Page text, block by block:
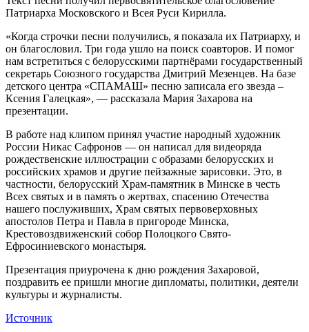
Патриарха Московского и Всея Руси Кирилла.
«Когда строчки песни получились, я показала их Патриарху, и
он благословил. Три года ушло на поиск соавторов. И помог
нам встретиться с белорусскими партнёрами государственный
секретарь Союзного государства Дмитрий Мезенцев. На базе
детского центра «СПАМАШ» песню записала его звезда –
Ксения Галецкая», — рассказала Мария Захарова на
презентации.
В работе над клипом принял участие народный художник
России Никас Сафронов — он написал для видеоряда
рождественские иллюстрации с образами белорусских и
российских храмов и другие пейзажные зарисовки. Это, в
частности, белорусский Храм-памятник в Минске в честь
Всех святых и в память о жертвах, спасению Отечества
нашего послуживших, Храм святых первоверховных
апостолов Петра и Павла в пригороде Минска,
Крестовоздвиженский собор Полоцкого Свято-
Ефросиниевского монастыря.
Презентация приурочена к дню рождения Захаровой,
поздравить ее пришли многие дипломаты, политики, деятели
культуры и журналисты.
Источник